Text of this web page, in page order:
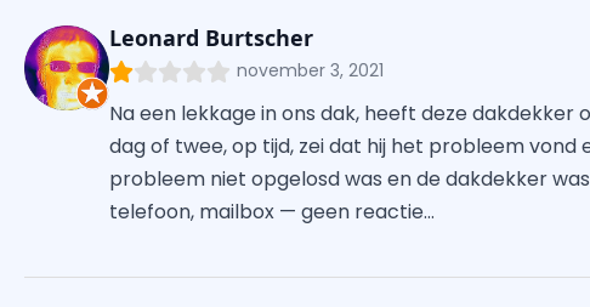
Leonard Burtscher
november 3, 2021
Na een lekkage in ons dak, heeft deze dakdekker
dag of twee, op tijd, zei dat hij het probleem
probleem niet opgelosd was en de dakdekker
telefoon, mailbox — geen reactie…